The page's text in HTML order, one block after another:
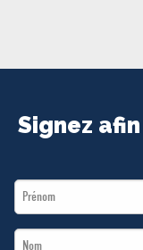
Signez
First
Name
Last